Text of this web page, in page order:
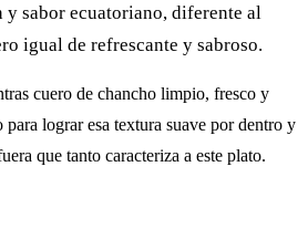
sabor ecuatoriano, diferente al
igual de refrescante y sabroso.
cuero de chancho limpio, fresco y
lograr esa textura suave por dentro y
que tanto caracteriza a este plato.